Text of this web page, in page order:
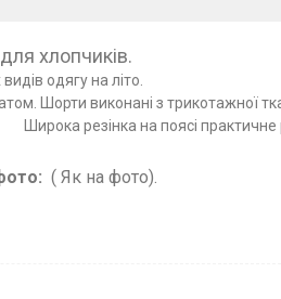
шорти для
практичних видів
Шорти виконані з трикотажної
на поясі практичне
( Як на фото).